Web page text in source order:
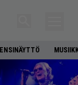
ENSINÄYTTÖ